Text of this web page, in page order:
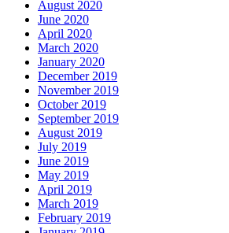
August 2020
June 2020
April 2020
March 2020
January 2020
December 2019
November 2019
October 2019
September 2019
August 2019
July 2019
June 2019
May 2019
April 2019
March 2019
February 2019